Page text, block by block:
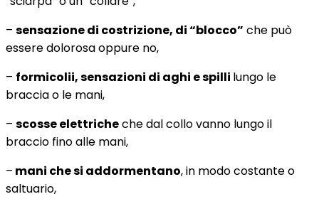
– sensazione di costrizione, di “blocco” che può
essere dolorosa oppure no,
– formicolii, sensazioni di aghi e spilli lungo le
braccia o le mani,
– scosse elettricheche dal collo vanno lungo il
braccio fino alle mani,
– mani che si addormentano, in modo costante o
saltuario,